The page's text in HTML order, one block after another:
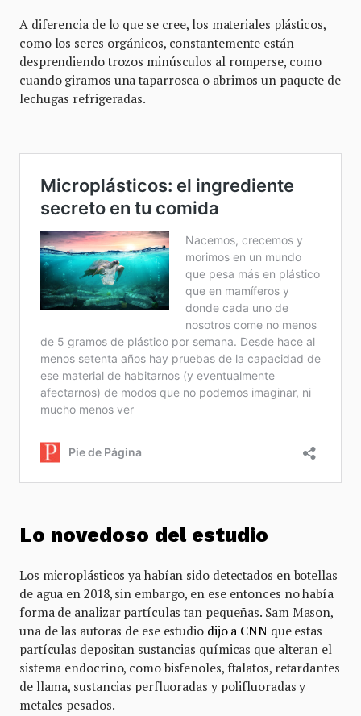
A diferencia de lo que se cree, los materiales plásticos,
como los seres orgánicos, constantemente están
desprendiendo trozos minúsculos al romperse, como
cuando giramos una taparrosca o abrimos un paquete de
lechugas refrigeradas.
Lo novedoso del estudio
Los microplásticos ya habían sido detectados en botellas
de agua en 2018, sin embargo, en ese entonces no había
forma de analizar partículas tan pequeñas. Sam Mason,
una de las autoras de ese estudio dijo a CNNque estas
partículas depositan sustancias químicas que alteran el
sistema endocrino, como bisfenoles, ftalatos, retardantes
de llama, sustancias perfluoradas y polifluoradas y
metales pesados.